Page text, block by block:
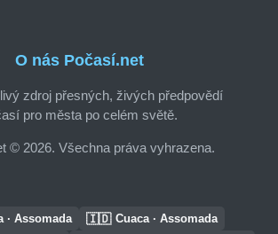
O nás Počasí.net
zdroj přesných, živých předpovědí
pro města po celém světě.
© 2026. Všechna práva vyhrazena.
· Assomada 🇮🇩 Cuaca · Assomada